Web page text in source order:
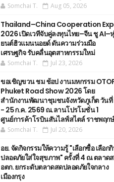
Somchai T. Aug 05, 2026
Thailand–China Cooperation
2026 เปิดเวทีจับคู่ลงทุนไทย–จีน ชู AI–
ยนต์ฮิวแมนนอยด์ ดันความร่วมมือ
เศรษฐกิจ รับคลื่นอุตสาหกรรมใหม่
Somchai T. Jul 23, 2026
ขอเชิญขวน ชม ช้อป งานมหกรรม
Phuket Road Show 2026 โดย
สำนักงานพัฒนาชุมชนจังหวัดภูเก็ต วันที่
- 25 ก.ค. 2569 ณ.ลานโปรโมชั่น 1
ศูนย์การค้าโรบินสันไลฟ์สไตล์ ราชพฤกษ์
Somchai T. Jul 20, 2026
อย. จัดกิจกรรมให้ความรู้ "เลือกซื้อ เลือก
ปลอดภัยใส่ใจสุขภาพ" ครั้งที่ 4 ณ ตลาด
อตก. ยกระดับตลาดสดปลอดภัยใจกลาง
เมืองกรุง